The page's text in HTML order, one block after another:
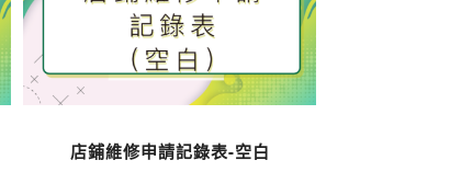
店鋪維修申請記錄表-空白